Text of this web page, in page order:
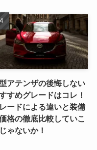
アテンザの後悔しない
すめグレードはコレ！
ードによる違いと装備
格の徹底比較していこ
ゃないか！